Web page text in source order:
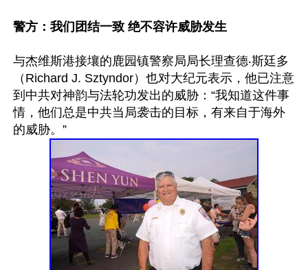
警方：我们团结一致 绝不容许威胁发生
与杰维斯港接壤的鹿园镇警察局局长理查德‧斯廷多
（Richard J. Sztyndor）也对大纪元表示，他已注意
到中共对神韵与法轮功发出的威胁：“我知道这件事
情，他们总是中共当局袭击的目标，有来自于海外